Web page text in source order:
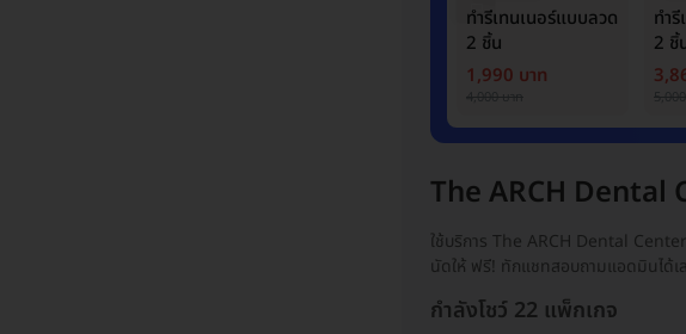
ทำรีเทนเนอร์แบบลวด
2 ชิ้น
1,990 บาท
ทำ
2 ชิ้
The ARCH Dental
ใช้บริการ The ARCH Dental
นัดให้ ฟรี! ทักแชทสอบถามแอดมินได้เ
กำลังโชว์ 22 แพ็กเกจ